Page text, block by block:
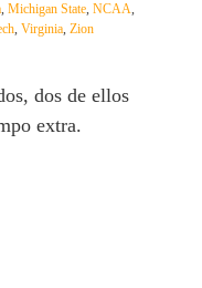
, Michigan State, NCAA,
, Virginia, Zion
dos de ellos
extra.